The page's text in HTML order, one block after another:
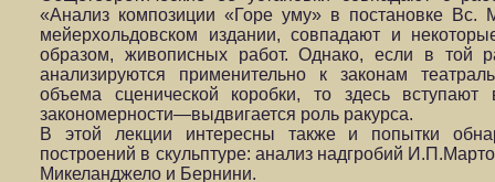
«Анализ композиции «Горе уму» в постановке Вс.
мейерхольдовском издании, совпадают и
образом, живописных работ. Однако, если в той
анализируются применительно к законам
объема сценической коробки, то здесь вступают
закономерности—выдвигается роль ракурса.
В этой лекции интересны также и попытки
построений в скульптуре: анализ надгробий
Микеланджело и Бернини.